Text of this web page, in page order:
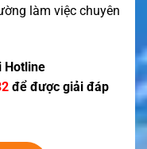
làm việc chuyên
Hotline
để được giải đáp